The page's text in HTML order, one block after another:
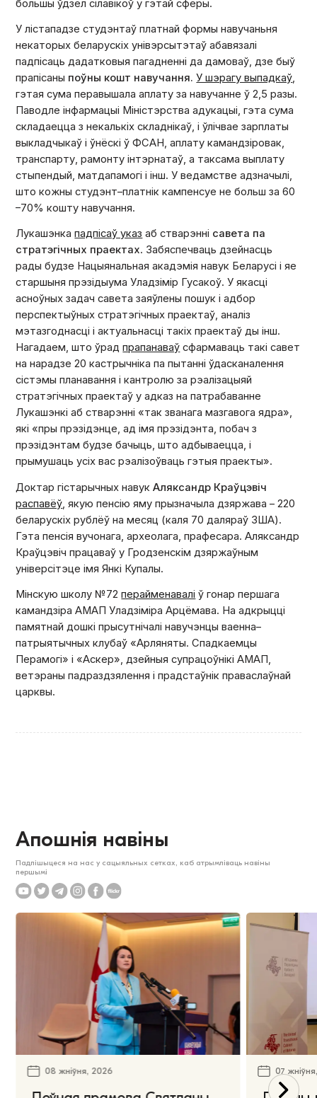
большы ўдзел сілавікоў у гэтай сферы.
У лістападзе студэнтаў платнай формы навучаньня
некаторых беларускіх унівэрсытэтаў абавязалі
падпісаць дадатковыя пагадненні да дамоваў, дзе быў
прапісаны поўны кошт навучання. У шэрагу выпадкаў,
гэтая сума перавышала аплату за навучанне ў 2,5 разы.
Паводле інфармацыі Міністэрства адукацыі, гэта сума
складаецца з некалькіх складнікаў, і ўлічвае зарплаты
выкладчыкаў і ўнёскі ў ФСАН, аплату камандзіровак,
транспарту, рамонту інтэрнатаў, а таксама выплату
стыпендый, матдапамогі і інш. У ведамстве адзначылі,
што кожны студэнт–платнік кампенсуе не больш за 60
–70% кошту навучання.
Лукашэнка падпісаў указ аб стварэнні савета па
стратэгічных праектах. Забяспечваць дзейнасць
рады будзе Нацыянальная акадэмія навук Беларусі і яе
старшыня прэзідыума Уладзімір Гусакоў. У якасці
асноўных задач савета заяўлены пошук і адбор
перспектыўных стратэгічных праектаў, аналіз
мэтазгоднасці і актуальнасці такіх праектаў ды інш.
Нагадаем, што ўрад прапанаваў сфармаваць такі савет
на нарадзе 20 кастрычніка па пытанні ўдасканалення
сістэмы планавання і кантролю за рэалізацыяй
стратэгічных праектаў у адказ на патрабаванне
Лукашэнкі аб стварэнні «так званага мазгавога ядра»,
які «пры прэзідэнце, ад імя прэзідэнта, побач з
прэзідэнтам будзе бачыць, што адбываецца, і
прымушаць усіх вас рэалізоўваць гэтыя праекты».
Доктар гістарычных навукАляксандр Краўцэвіч
распавёў, якую пенсію яму прызначыла дзяржава – 220
беларускіх рублёў на месяц (каля 70 даляраў ЗША).
Гэта пенсія вучонага, археолага, прафесара. Аляксандр
Краўцэвіч працаваў у Гродзенскім дзяржаўным
універсітэце імя Янкі Купалы.
Мінскую школу №72 перайменавалі ў гонар першага
камандзіра АМАП Уладзіміра Арцёмава. На адкрыцці
памятнай дошкі прысутнічалі навучэнцы ваенна–
патрыятычных клубаў «Арляняты. Спадкаемцы
Перамогі» і «Аскер», дзейныя супрацоўнікі АМАП,
ветэраны падраздзялення і прадстаўнік праваслаўнай
царквы.
Апошнія навіны
Падпішыцеся на нас у сацыяльных сетках, каб атрымліваць навіны
першымі
08 жніўня, 2026 07